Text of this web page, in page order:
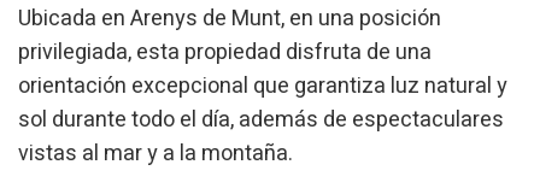
Ubicada en Arenys de Munt, en una posición
privilegiada, esta propiedad disfruta de una
orientación excepcional que garantiza luz natural y
sol durante todo el día, además de espectaculares
vistas al mar y a la montaña.